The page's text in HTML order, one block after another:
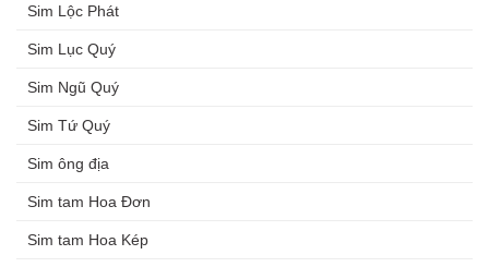
Sim Lộc Phát
Sim Lục Quý
Sim Ngũ Quý
Sim Tứ Quý
Sim ông địa
Sim tam Hoa Đơn
Sim tam Hoa Kép